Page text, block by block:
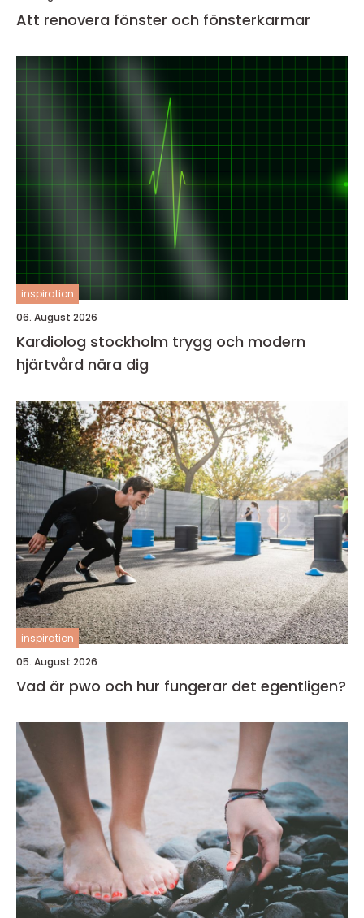
Att renovera fönster och fönsterkarmar
inspiration
06. August 2026
Kardiolog stockholm trygg och modern
hjärtvård nära dig
inspiration
05. August 2026
Vad är pwo och hur fungerar det egentligen?